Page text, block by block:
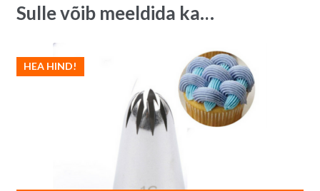
Sulle võib meeldida ka…
HEA HIND!